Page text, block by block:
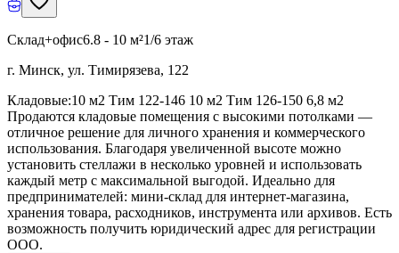
Склад+офис6.8 - 10 м²1/6 этаж
г. Минск, ул. Тимирязева, 122
Кладовые:10 м2 Тим 122-146 10 м2 Тим 126-150 6,8 м2
Продаются кладовые помещения с высокими потолками —
отличное решение для личного хранения и коммерческого
использования. Благодаря увеличенной высоте можно
установить стеллажи в несколько уровней и использовать
каждый метр с максимальной выгодой. Идеально для
предпринимателей: мини-склад для интернет-магазина,
хранения товара, расходников, инструмента или архивов. Есть
возможность получить юридический адрес для регистрации
ООО.